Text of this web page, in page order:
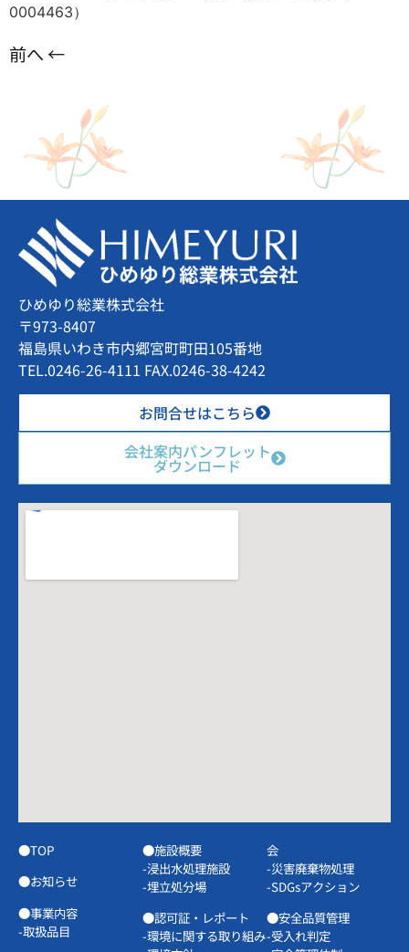
0004463）
前へ ←
ひめゆり総業株式会社
〒973-8407
福島県いわき市内郷宮町町田105番地
TEL.0246-26-4111 FAX.0246-38-4242
お問合せはこちら
会社案内パンフレット
ダウンロード
●TOP
●お知らせ
●事業内容
-取扱品目
●施設概要
-浸出水処理施設
-埋立処分場
●認可証・レポート
-環境に関する取り組み
会
-災害廃棄物処理
-SDGsアクション
●安全品質管理
-受入れ判定